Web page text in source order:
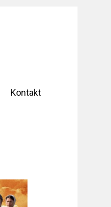
Kontakt